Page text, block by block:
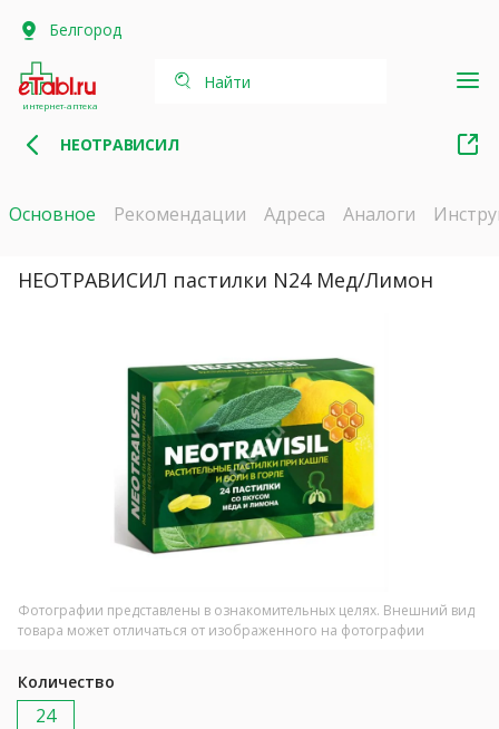
Белгород
интернет-аптека
Найти
НЕОТРАВИСИЛ
Основное Рекомендации Адреса Аналоги
НЕОТРАВИСИЛ пастилки N24 Мед/Лимон
Фотографии представлены в ознакомительных целях. Внешний вид
товара может отличаться от изображенного на фотографии
Количество
24